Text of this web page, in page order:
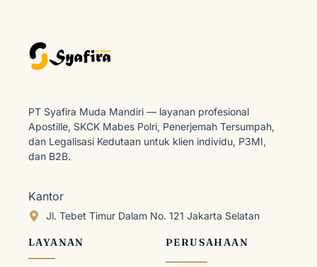
PT Syafira Muda Mandiri — layanan profesional
Apostille, SKCK Mabes Polri, Penerjemah Tersumpah,
dan Legalisasi Kedutaan untuk klien individu, P3MI,
dan B2B.
Kantor
Jl. Tebet Timur Dalam No. 121 Jakarta Selatan
LAYANAN PERUSAHAAN